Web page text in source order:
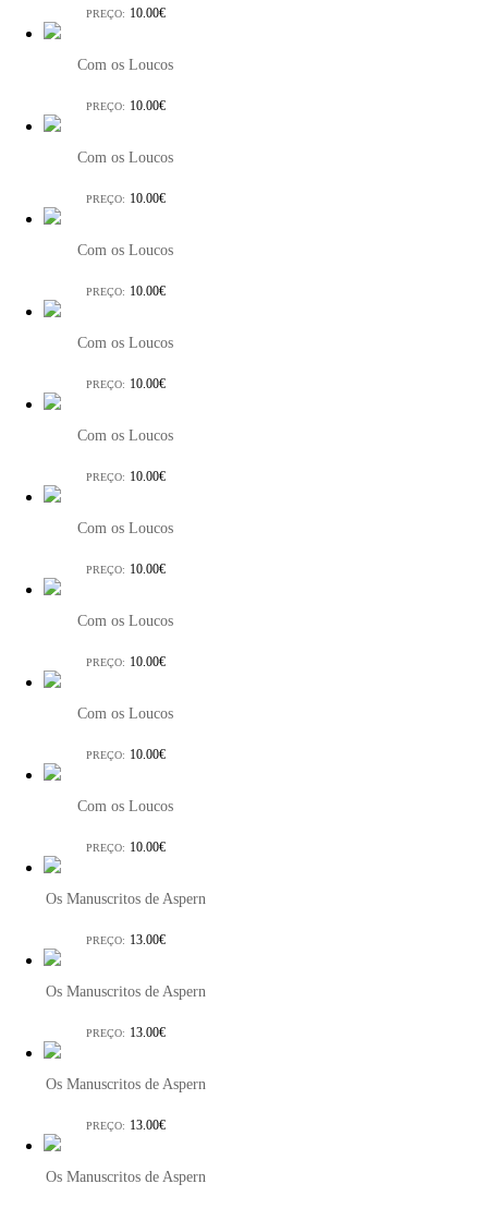
PREÇO: 10.00€
Com os Loucos
PREÇO: 10.00€
Com os Loucos
PREÇO: 10.00€
Com os Loucos
PREÇO: 10.00€
Com os Loucos
PREÇO: 10.00€
Com os Loucos
PREÇO: 10.00€
Com os Loucos
PREÇO: 10.00€
Com os Loucos
PREÇO: 10.00€
Com os Loucos
PREÇO: 10.00€
Com os Loucos
PREÇO: 10.00€
Os Manuscritos de Aspern
PREÇO: 13.00€
Os Manuscritos de Aspern
PREÇO: 13.00€
Os Manuscritos de Aspern
PREÇO: 13.00€
Os Manuscritos de Aspern